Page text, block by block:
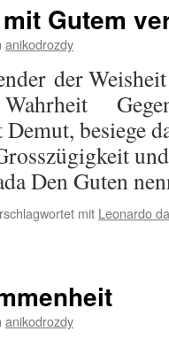
Gutem
anikodrozdy
der
Wahrheit
besiege
Den Guten
mit Leonardo
anikodrozdy